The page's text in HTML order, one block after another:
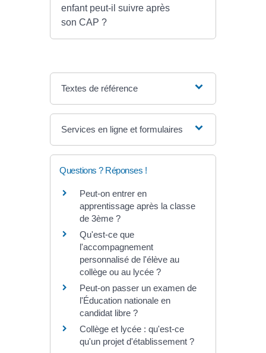
enfant peut-il suivre après
son CAP ?
Textes de référence
Services en ligne et formulaires
Questions ? Réponses !
Peut-on entrer en
apprentissage après la classe
de 3ème ?
Qu'est-ce que
l'accompagnement
personnalisé de l'élève au
collège ou au lycée ?
Peut-on passer un examen de
l'Éducation nationale en
candidat libre ?
Collège et lycée : qu'est-ce
qu'un projet d'établissement ?